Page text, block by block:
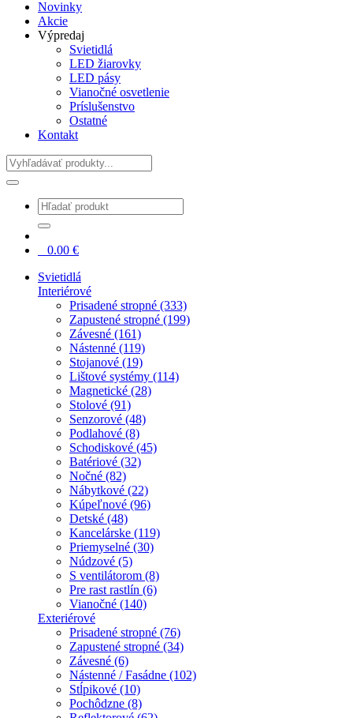
Novinky
Akcie
Výpredaj
Svietidlá
LED žiarovky
LED pásy
Vianočné osvetlenie
Príslušenstvo
Ostatné
Kontakt
Hladať
0.00 €
Svietidlá
Interiérové
Prisadené stropné (333)
Zapustené stropné (199)
Závesné (161)
Nástenné (119)
Stojanové (19)
Lištové systémy (114)
Magnetické (28)
Stolové (91)
Senzorové (48)
Podlahové (8)
Schodiskové (45)
Batériové (32)
Nočné (82)
Nábytkové (22)
Kúpeľnové (96)
Detské (48)
Kancelárske (119)
Priemyselné (30)
Núdzové (5)
S ventilátorom (8)
Pre rast rastlín (6)
Vianočné (140)
Exteriérové
Prisadené stropné (76)
Zapustené stropné (34)
Závesné (6)
Nástenné / Fasádne (102)
Stĺpikové (10)
Pochôdzne (8)